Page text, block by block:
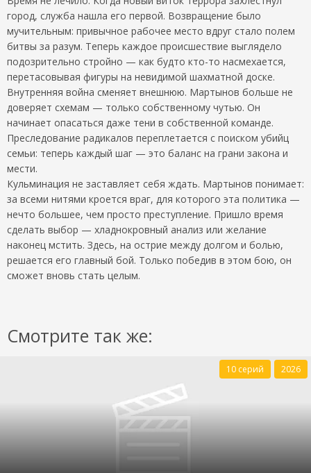
город, служба нашла его первой. Возвращение было
мучительным: привычное рабочее место вдруг стало полем
битвы за разум. Теперь каждое происшествие выглядело
подозрительно стройно — как будто кто-то насмехается,
перетасовывая фигуры на невидимой шахматной доске.
Внутренняя война сменяет внешнюю. Мартынов больше не
доверяет схемам — только собственному чутью. Он
начинает опасаться даже тени в собственной команде.
Преследование радикалов переплетается с поиском убийц
семьи: теперь каждый шаг — это баланс на грани закона и
мести.
Кульминация не заставляет себя ждать. Мартынов понимает:
за всеми нитями кроется враг, для которого эта политика —
нечто большее, чем просто преступление. Пришло время
сделать выбор — хладнокровный анализ или желание
наконец мстить. Здесь, на острие между долгом и болью,
решается его главный бой. Только победив в этом бою, он
сможет вновь стать целым.
Смотрите так же:
10 серий 2026